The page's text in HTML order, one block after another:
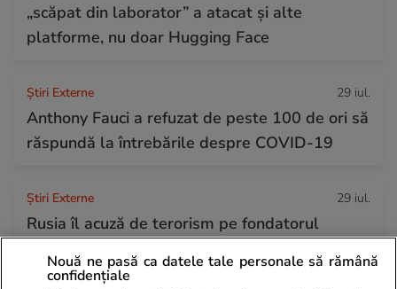
„scăpat din laborator” a atacat și alte
platforme, nu doar Hugging Face
Știri Externe 29 iul.
Anthony Fauci a refuzat de peste 100 de ori să
răspundă la întrebările despre COVID-19
Știri Externe 29 iul.
Rusia îl acuză de terorism pe fondatorul
că aplicația sprijină serviciile secrete ucrainene
Nouă ne pasă ca datele tale personale să rămână
confidențiale